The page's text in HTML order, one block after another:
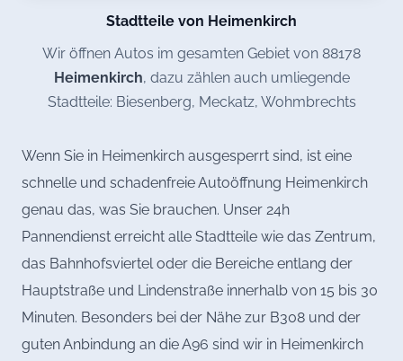
Stadtteile von Heimenkirch
Wir öffnen Autos im gesamten Gebiet von 88178
Heimenkirch, dazu zählen auch umliegende
Stadtteile: Biesenberg, Meckatz, Wohmbrechts
Wenn Sie in Heimenkirch ausgesperrt sind, ist eine
schnelle und schadenfreie Autoöffnung Heimenkirch
genau das, was Sie brauchen. Unser 24h
Pannendienst erreicht alle Stadtteile wie das Zentrum,
das Bahnhofsviertel oder die Bereiche entlang der
Hauptstraße und Lindenstraße innerhalb von 15 bis 30
Minuten. Besonders bei der Nähe zur B308 und der
guten Anbindung an die A96 sind wir in Heimenkirch